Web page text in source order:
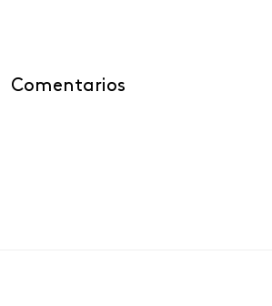
Comentarios